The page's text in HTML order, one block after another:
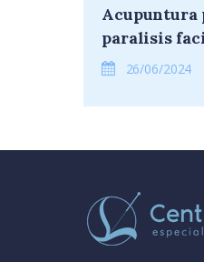
Acupuntura
paralisis
26/06/2024